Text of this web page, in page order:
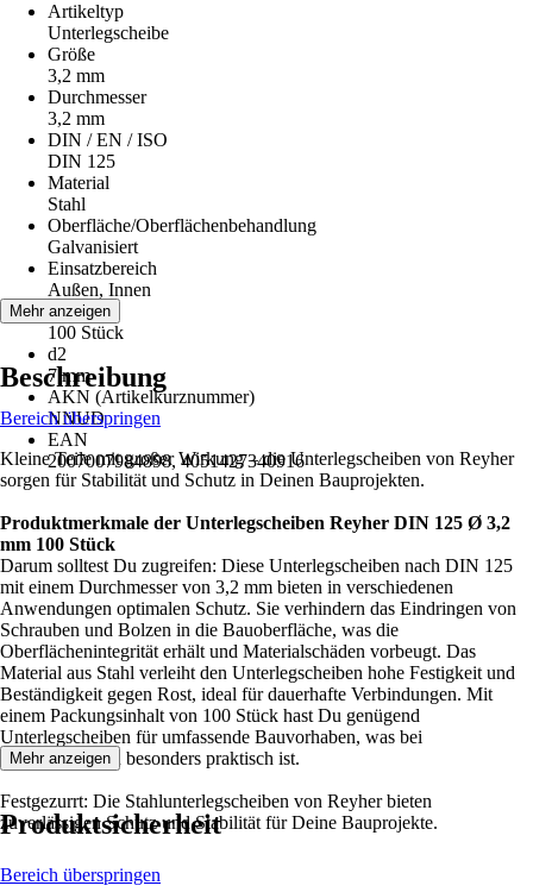
Artikeltyp
Unterlegscheibe
Größe
3,2 mm
Durchmesser
3,2 mm
DIN / EN / ISO
DIN 125
Material
Stahl
Oberfläche/Oberflächenbehandlung
Galvanisiert
Einsatzbereich
Außen, Innen
Inhalt
100 Stück
d2
7 mm
AKN (Artikelkurznummer)
NNUD
EAN
2007007984898, 4051427340916
Mehr anzeigen
Beschreibung
Bereich überspringen
Kleine Teile mit großer Wirkung – die Unterlegscheiben von Reyher
sorgen für Stabilität und Schutz in Deinen Bauprojekten.
Produktmerkmale der Unterlegscheiben Reyher DIN 125 Ø 3,2
mm 100 Stück
Darum solltest Du zugreifen: Diese Unterlegscheiben nach DIN 125
mit einem Durchmesser von 3,2 mm bieten in verschiedenen
Anwendungen optimalen Schutz. Sie verhindern das Eindringen von
Schrauben und Bolzen in die Bauoberfläche, was die
Oberflächenintegrität erhält und Materialschäden vorbeugt. Das
Material aus Stahl verleiht den Unterlegscheiben hohe Festigkeit und
Beständigkeit gegen Rost, ideal für dauerhafte Verbindungen. Mit
einem Packungsinhalt von 100 Stück hast Du genügend
Unterlegscheiben für umfassende Bauvorhaben, was bei
Serienmontagen besonders praktisch ist.
Festgezurrt: Die Stahlunterlegscheiben von Reyher bieten
zuverlässigen Schutz und Stabilität für Deine Bauprojekte.
Mehr anzeigen
Produktsicherheit
Bereich überspringen